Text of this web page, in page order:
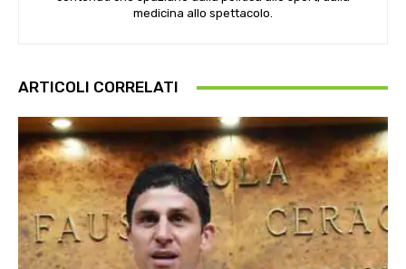
medicina allo spettacolo.
ARTICOLI CORRELATI